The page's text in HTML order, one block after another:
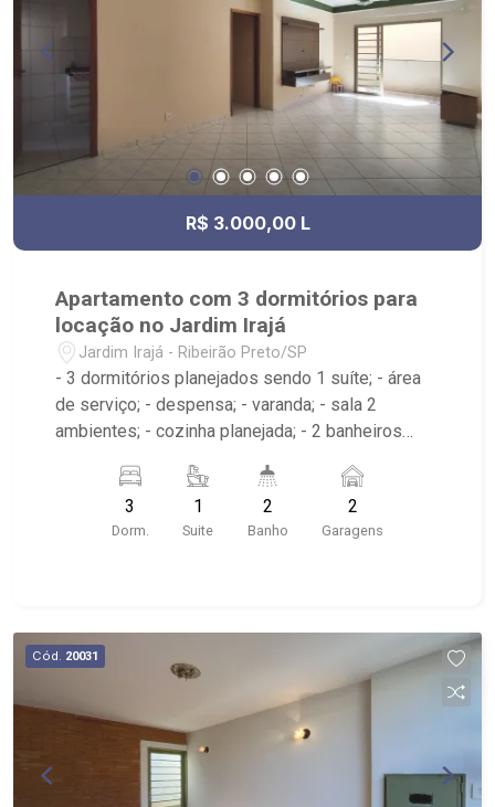
R$ 3.000,00 L
Apartamento com 3 dormitórios para
locação no Jardim Irajá
Jardim Irajá - Ribeirão Preto/SP
- 3 dormitórios planejados sendo 1 suíte; - área
de serviço; - despensa; - varanda; - sala 2
ambientes; - cozinha planejada; - 2 banheiros
Josemar Grill, Jasmin Restaurante, Burguer King
3
Dorm.
1
Suite
2
Banho
2
Garagens
Cód. 20031